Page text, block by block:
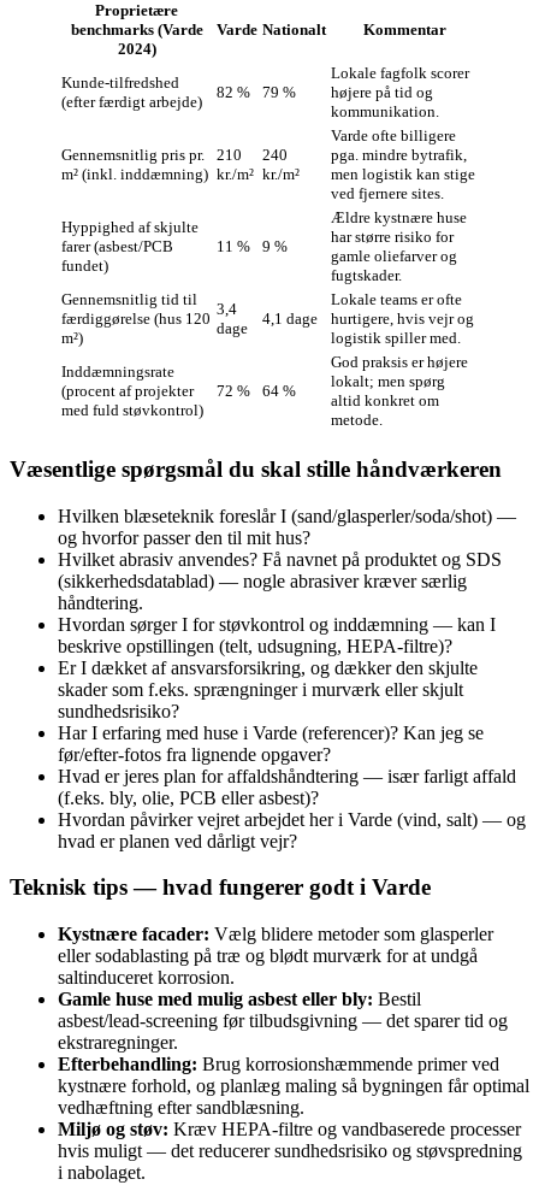
Proprietære
benchmarks (Varde
2024)
Varde Nationalt Kommentar
Kunde‑tilfredshed
(efter færdigt arbejde)
82 % 79 %
Lokale fagfolk scorer
højere på tid og
kommunikation.
Gennemsnitlig pris pr.
m² (inkl. inddæmning)
210
kr./m²
240
kr./m²
Varde ofte billigere
pga. mindre bytrafik,
men logistik kan stige
ved fjernere sites.
Hyppighed af skjulte
farer (asbest/PCB
fundet)
11 % 9 %
Ældre kystnære huse
har større risiko for
gamle oliefarver og
fugtskader.
Gennemsnitlig tid til
færdiggørelse (hus 120
m²)
3,4
dage
4,1 dage
Lokale teams er ofte
hurtigere, hvis vejr og
logistik spiller med.
Inddæmningsrate
(procent af projekter
med fuld støvkontrol)
72 % 64 %
God praksis er højere
lokalt; men spørg
altid konkret om
metode.
Væsentlige spørgsmål du skal stille håndværkeren
Hvilken blæseteknik foreslår I (sand/glasperler/soda/shot) —
og hvorfor passer den til mit hus?
Hvilket abrasiv anvendes? Få navnet på produktet og SDS
(sikkerhedsdatablad) — nogle abrasiver kræver særlig
håndtering.
Hvordan sørger I for støvkontrol og inddæmning — kan I
beskrive opstillingen (telt, udsugning, HEPA‑filtre)?
Er I dækket af ansvarsforsikring, og dækker den skjulte
skader som f.eks. sprængninger i murværk eller skjult
sundhedsrisiko?
Har I erfaring med huse i Varde (referencer)? Kan jeg se
før/efter‑fotos fra lignende opgaver?
Hvad er jeres plan for affaldshåndtering — især farligt affald
(f.eks. bly, olie, PCB eller asbest)?
Hvordan påvirker vejret arbejdet her i Varde (vind, salt) — og
hvad er planen ved dårligt vejr?
Teknisk tips — hvad fungerer godt i Varde
Kystnære facader: Vælg blidere metoder som glasperler
eller sodablasting på træ og blødt murværk for at undgå
saltinduceret korrosion.
Gamle huse med mulig asbest eller bly: Bestil
asbest/lead‑screening før tilbudsgivning — det sparer tid og
ekstraregninger.
Efterbehandling: Brug korrosionshæmmende primer ved
kystnære forhold, og planlæg maling så bygningen får optimal
vedhæftning efter sandblæsning.
Miljø og støv: Kræv HEPA‑filtre og vandbaserede processer
hvis muligt — det reducerer sundhedsrisiko og støvspredning
i nabolaget.